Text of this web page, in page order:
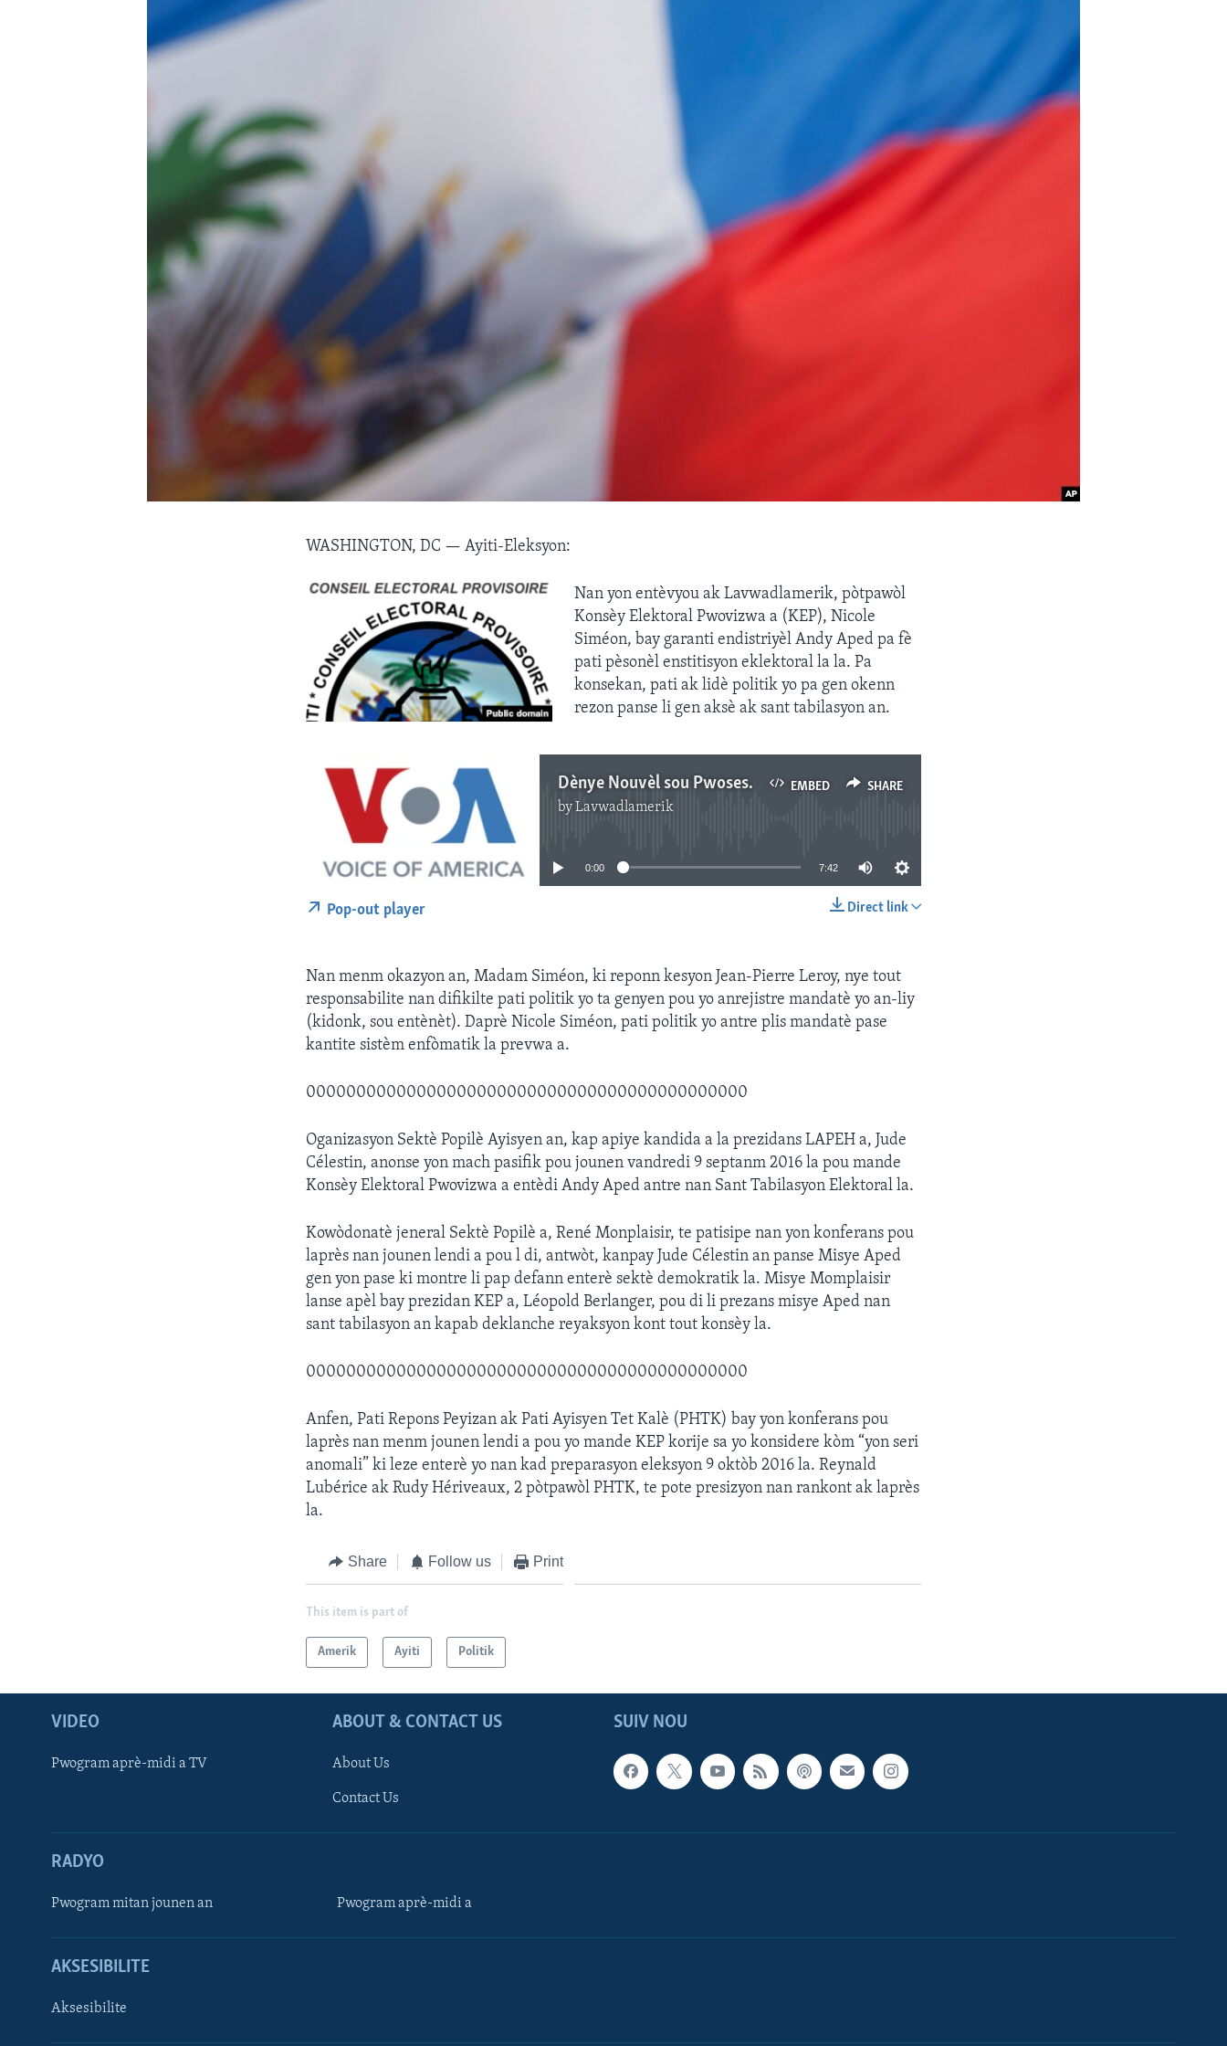
WASHINGTON, DC —Ayiti-Eleksyon:
Nan yon entèvyou ak Lavwadlamerik, pòtpawòl
Konsèy Elektoral Pwovizwa a (KEP), Nicole
Siméon, bay garanti endistriyèl Andy Aped pa fè
pati pèsonèl enstitisyon eklektoral la la. Pa
konsekan, pati ak lidè politik yo pa gen okenn
rezon panse li gen aksè ak sant tabilasyon an.
EMBED SHARE
Dènye Nouvèl sou Pwosesis Elektoral la ann Ayiti. Dat: 6 septanm 2016.
byLavwadlamerik
No media source currently available
0:00 7:42
Direct link
Pop-out player
Nan menm okazyon an, Madam Siméon, ki reponn kesyon Jean-Pierre Leroy, nye tout
responsabilite nan difikilte pati politik yo ta genyen pou yo anrejistre mandatè yo an-liy
(kidonk, sou entènèt). Daprè Nicole Siméon, pati politik yo antre plis mandatè pase
kantite sistèm enfòmatik la prevwa a.
00000000000000000000000000000000000000000000
Oganizasyon Sektè Popilè Ayisyen an, kap apiye kandida a la prezidans LAPEH a, Jude
Célestin, anonse yon mach pasifik pou jounen vandredi 9 septanm 2016 la pou mande
Konsèy Elektoral Pwovizwa a entèdi Andy Aped antre nan Sant Tabilasyon Elektoral la.
Kowòdonatè jeneral Sektè Popilè a, René Monplaisir, te patisipe nan yon konferans pou
laprès nan jounen lendi a pou l di, antwòt, kanpay Jude Célestin an panse Misye Aped
gen yon pase ki montre li pap defann enterè sektè demokratik la. Misye Momplaisir
lanse apèl bay prezidan KEP a, Léopold Berlanger, pou di li prezans misye Aped nan
sant tabilasyon an kapab deklanche reyaksyon kont tout konsèy la.
00000000000000000000000000000000000000000000
Anfen, Pati Repons Peyizan ak Pati Ayisyen Tet Kalè (PHTK) bay yon konferans pou
laprès nan menm jounen lendi a pou yo mande KEP korije sa yo konsidere kòm “yon seri
anomali” ki leze enterè yo nan kad preparasyon eleksyon 9 oktòb 2016 la. Reynald
Lubérice ak Rudy Hériveaux, 2 pòtpawòl PHTK, te pote presizyon nan rankont ak laprès
la.
Share Follow us Print
This item is part of
Amerik Ayiti Politik
SUIV NOU
VIDEO
Pwogram aprè-midi a TV
ABOUT & CONTACT US
About Us
Contact Us
RADYO
Pwogram mitan jounen an Pwogram aprè-midi a
AKSESIBILITE
Aksesibilite